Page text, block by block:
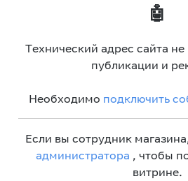
🤖
Технический адрес сайта
публикации и
Необходимо подключить
Если вы сотрудник
администратора , чтобы
витрине.